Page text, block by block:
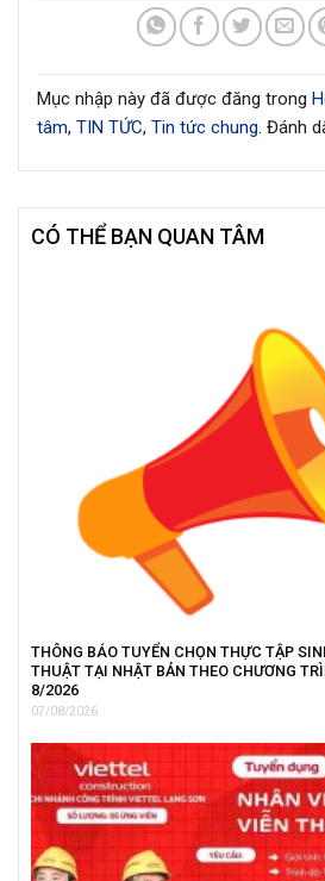
Mục nhập này đã được đăng trong
tâm, TIN TỨC, Tin tức chung. Đánh
CÓ THỂ BẠN QUAN TÂM
THÔNG BÁO TUYỂN CHỌN THỰC TẬP
THUẬT TẠI NHẬT BẢN THEO CHƯƠNG
8/2026
07/08/2026